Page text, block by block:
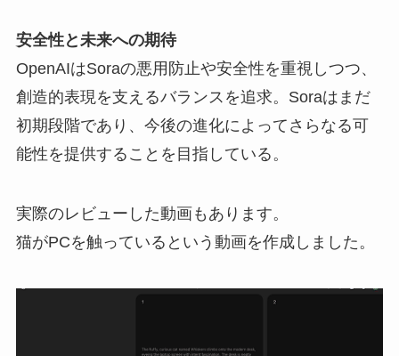
安全性と未来への期待
OpenAIはSoraの悪用防止や安全性を重視しつつ、
創造的表現を支えるバランスを追求。Soraはまだ
初期段階であり、今後の進化によってさらなる可
能性を提供することを目指している。
実際のレビューした動画もあります。
猫がPCを触っているという動画を作成しました。